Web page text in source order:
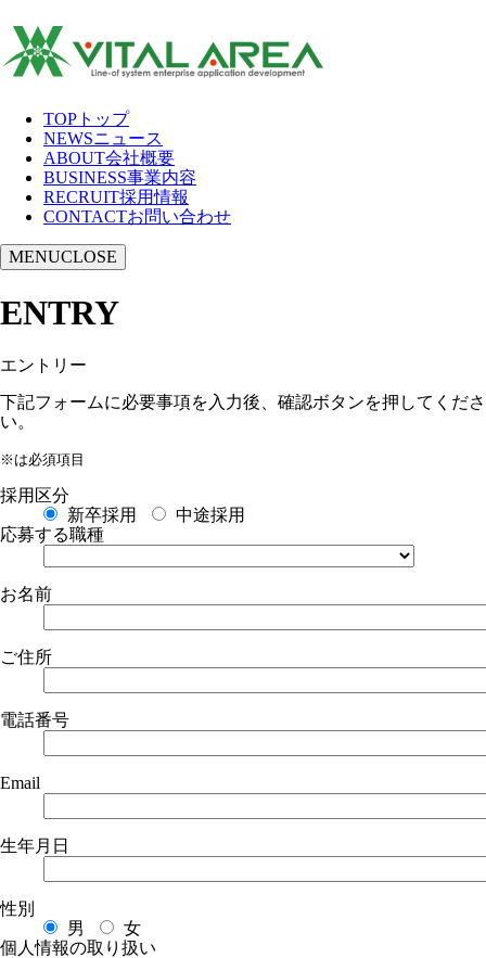
TOP トップ
NEWSニュース
ABOUT会社概要
BUSINESS事業内容
RECRUIT採用情報
CONTACTお問い合わせ
MENUCLOSE
ENTRY
エントリー
下記フォームに必要事項を入力後、確認ボタンを押してくださ
い。
※は必須項目
採用区分
新卒採用
中途採用
応募する職種
お名前
ご住所
電話番号
Email
生年月日
性別
男
女
個人情報の取り扱い